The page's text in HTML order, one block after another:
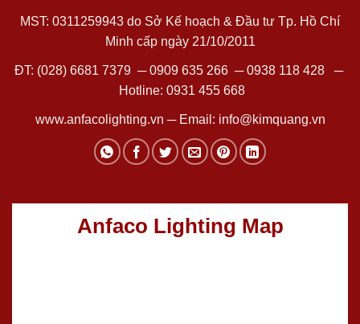
MST: 0311259943 do Sở Kế hoạch & Đầu tư Tp. Hồ Chí
Minh cấp ngày 21/10/2011
ĐT: (028) 6681 7379 ─0909 635 266─0938 118 428─
Hotline: 0931 455 668
www.anfacolighting.vn ─ Email: info@kimquang.vn
Anfaco Lighting Map